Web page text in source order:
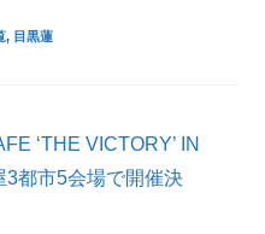
, 目黒蓮
‘THE VICTORY’ IN
3都市5会場で開催決